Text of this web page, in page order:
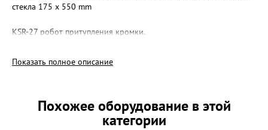
стекла 175 x 550 mm
KSR-27 робот притупления кромки.
KSV-27
Показать полное описание
Похожее оборудование в этой
категории